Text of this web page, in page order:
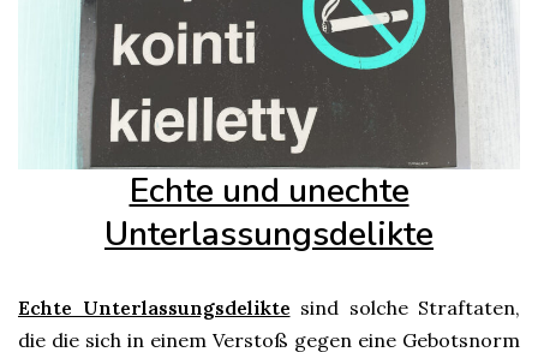
Echte und unechte
Unterlassungsdelikte
Echte Unterlassungsdelikte sind solche Straftaten,
die die sich in einem Verstoß gegen eine Gebotsnorm